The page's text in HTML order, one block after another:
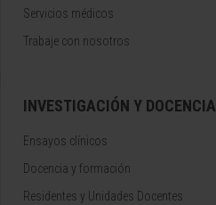
Servicios médicos
Trabaje con nosotros
INVESTIGACIÓN Y DOCENCIA
Ensayos clínicos
Docencia y formación
Residentes y Unidades Docentes